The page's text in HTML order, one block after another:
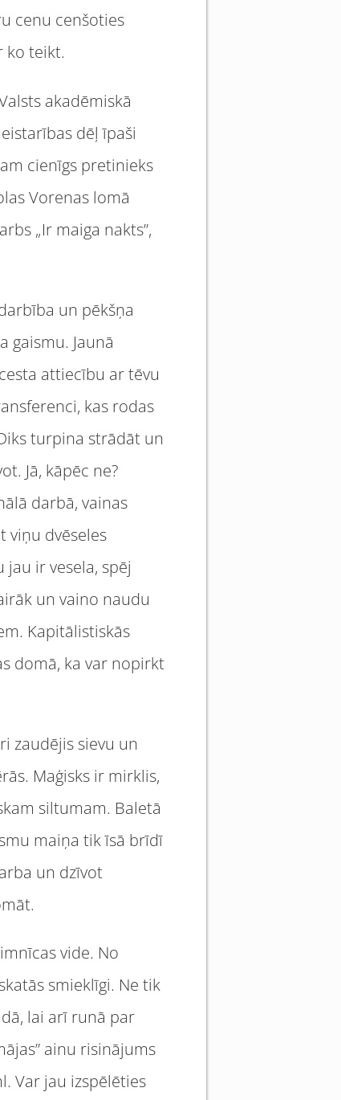
cenu cenšoties
ko teikt.
akadēmiskā
dēļ īpaši
cienīgs pretinieks
Vorenas lomā
„Ir maiga nakts”,
un pēkšņa
gaismu. Jaunā
attiecību ar tēvu
kas rodas
turpina strādāt un
Jā, kāpēc ne?
darbā, vainas
viņu dvēseles
ir vesela, spēj
un vaino naudu
Kapitālistiskās
domā, ka var nopirkt
zaudējis sievu un
Maģisks ir mirklis,
siltumam. Baletā
maiņa tik īsā brīdī
un dzīvot
vide. No
smieklīgi. Ne tik
lai arī runā par
ainu risinājums
Var jau izspēlēties